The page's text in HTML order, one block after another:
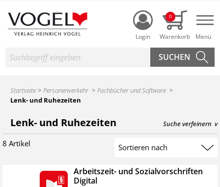
Login
0
Suche
Startseite Personenverkehr
Fachbücher und Software
Lenk- und Ruhezeiten
Produktsuche des Heinrich Vogel Shop
Lenk- und Ruhezeiten Suche verfeinern
8 Artikel Suchergebnis sortieren
Arbeitszeit- und Sozialvorschriften
Digital